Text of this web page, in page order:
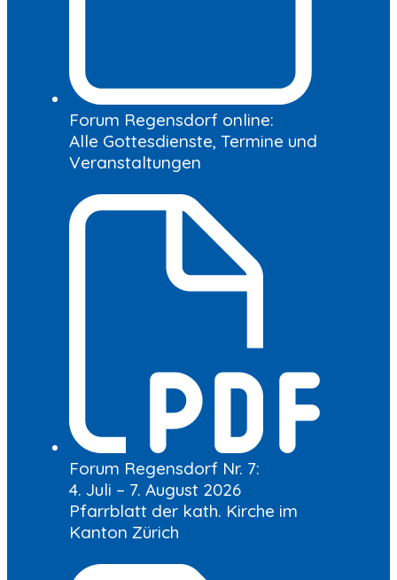
Forum Regensdorf online:
Alle Gottesdienste, Termine und
Veranstaltungen
Forum Regensdorf Nr. 7:
4. Juli – 7. August 2026
Pfarrblatt der kath. Kirche im
Kanton Zürich